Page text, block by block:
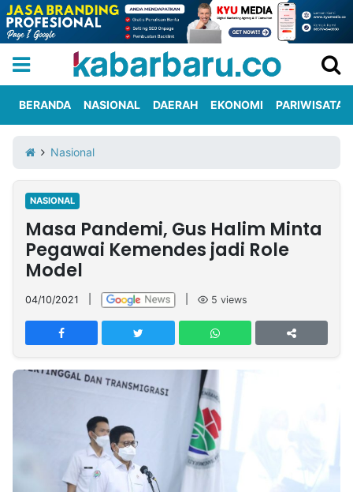
Iklan
Berita
Kami
Nasional
International
Olahraga
Entertainment
Daerah
Pariwisata
Kuliner
Kolom
Network
PT
TREETAN
INDONESIA
Dinamikapost.com
Seedbacklink
BERANDA NASIONAL DAERAH EKONOMI PARIWISATA
Nasional
NASIONAL
Masa Pandemi, Gus Halim Minta
Pegawai Kemendes jadi Role
Model
04/10/2021 5 views